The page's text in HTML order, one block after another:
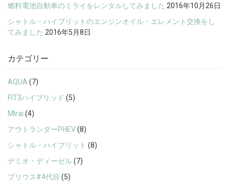
燃料電池自動車のミライをレンタルしてみました 2016年10月26日
シャトル・ハイブリットのエンジンオイル・エレメント交換をし
てみました 2016年5月8日
カテゴリー
AQUA (7)
FIT3ハイブリッド (5)
MIrai (4)
アウトランダーPHEV(8)
シャトル・ハイブリット (8)
デミオ・ディーゼル(7)
プリウス#4代目 (5)